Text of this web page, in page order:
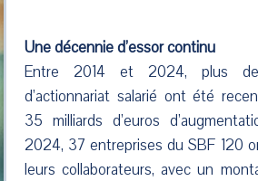
Une décennie d’essor continu
Entre 2014 et 2024, plus
d’actionnariat salarié ont été
35 milliards d’euros
2024, 37 entreprises du SBF 120
leurs collaborateurs, avec un